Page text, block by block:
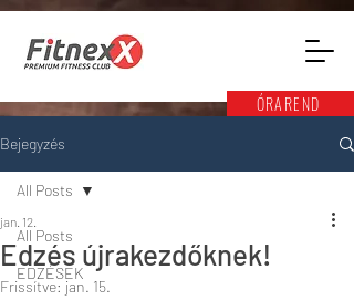
ÓRAREND
Bejegyzés
All Posts
EDZÉSEK
All Posts
Edzés újrakezdőknek!
jan. 12.
Frissítve: jan. 15.